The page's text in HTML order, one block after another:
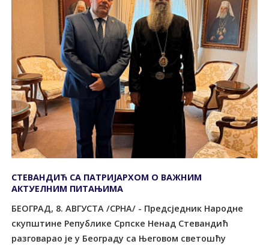
СТЕВАНДИЋ СА ПАТРИЈАРХОМ О ВАЖНИМ
АКТУЕЛНИМ ПИТАЊИМА
БЕОГРАД, 8. АВГУСТА /СРНА/ - Предсједник Народне
скупштине Републике Српске Ненад Стевандић
разговарао је у Београду са Његовом светошћу